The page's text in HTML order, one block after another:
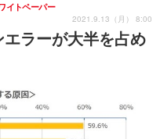
ラーが大半を占め
イトペーパー
2021.9.13（月） 8:00